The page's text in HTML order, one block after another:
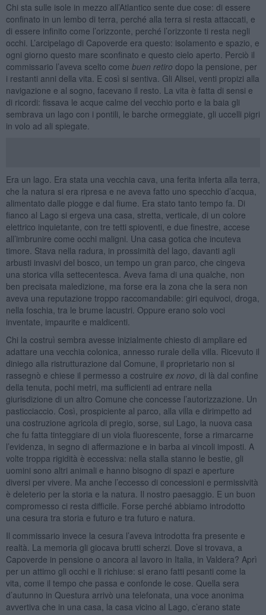
Chi sta sulle isole in mezzo all’Atlantico sente due cose: di essere
confinato in un lembo di terra, perché alla terra si resta attaccati, e
di essere infinito come l’orizzonte, perché l’orizzonte ti resta negli
occhi. L’arcipelago di Capoverde era questo: isolamento e spazio, e
ogni giorno questo mare sconfinato e questo cielo aperto. Perciò il
commissario l’aveva scelto come buen retiro dopo la pensione, per
i restanti anni della vita. E così si sentiva. Gli Alisei, venti propizi alla
navigazione e al sogno, facevano il resto. La vita è fatta di sensi e
di ricordi: fissava le acque calme del vecchio porto e la baia gli
sembrava un lago con i pontili, le barche ormeggiate, gli uccelli pigri
in volo ad ali spiegate.
Era un lago. Era stata una vecchia cava, una ferita inferta alla terra,
che la natura si era ripresa e ne aveva fatto uno specchio d’acqua,
alimentato dalle piogge e dal fiume. Era stato tanto tempo fa. Di
fianco al Lago si ergeva una casa, stretta, verticale, di un colore
elettrico inquietante, con tre tetti spioventi, e due finestre, accese
all’imbrunire come occhi maligni. Una casa gotica che incuteva
timore. Stava nella radura, in prossimità del lago, davanti agli
arbusti invasivi del bosco, un tempo un gran parco, che cingeva
una storica villa settecentesca. Aveva fama di una qualche, non
ben precisata maledizione, ma forse era la zona che la sera non
aveva una reputazione troppo raccomandabile: giri equivoci, droga,
nella foschia, tra le brume lacustri. Oppure erano solo voci
inventate, impaurite e maldicenti.
Chi la costruì sembra avesse inizialmente chiesto di ampliare ed
adattare una vecchia colonica, annesso rurale della villa. Ricevuto il
diniego alla ristrutturazione dal Comune, il proprietario non si
rassegnò e chiese il permesso a costruire ex novo , di là dal confine
della tenuta, pochi metri, ma sufficienti ad entrare nella
giurisdizione di un altro Comune che concesse l’autorizzazione. Un
pasticciaccio. Così, prospiciente al parco, alla villa e dirimpetto ad
una costruzione agricola di pregio, sorse, sul Lago, la nuova casa
che fu fatta tinteggiare di un viola fluorescente, forse a rimarcarne
l’evidenza, in segno di affermazione e in barba ai vincoli imposti. A
volte troppa rigidità è eccessiva: nella stalla stanno le bestie, gli
uomini sono altri animali e hanno bisogno di spazi e aperture
diversi per vivere. Ma anche l’eccesso di concessioni e permissività
è deleterio per la storia e la natura. Il nostro paesaggio. E un buon
compromesso ci resta difficile. Forse perché abbiamo introdotto
una cesura tra storia e futuro e tra futuro e natura.
Il commissario invece la cesura l’aveva introdotta fra presente e
realtà. La memoria gli giocava brutti scherzi. Dove si trovava, a
Capoverde in pensione o ancora al lavoro in Italia, in Valdera? Aprì
per un attimo gli occhi e li richiuse: si erano fatti pesanti come la
vita, come il tempo che passa e confonde le cose. Quella sera
d’autunno in Questura arrivò una telefonata, una voce anonima
avvertiva che in una casa, la casa vicino al Lago, c’erano state